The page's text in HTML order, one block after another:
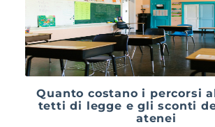
Quanto costano i percorsi
tetti di legge e gli sconti
atenei